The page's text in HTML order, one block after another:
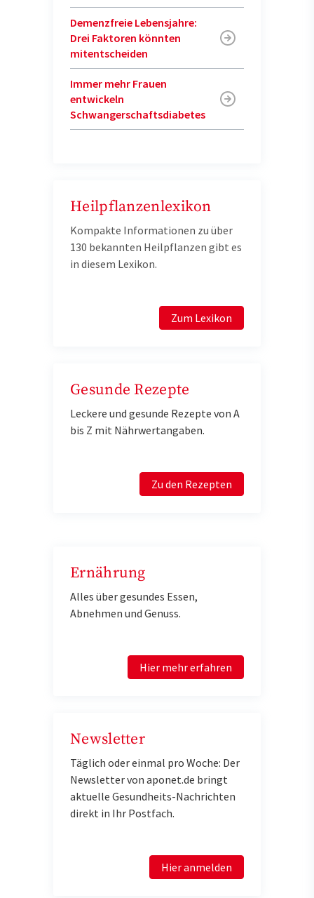
Demenzfreie Lebensjahre:
Drei Faktoren könnten
mitentscheiden
Immer mehr Frauen
entwickeln
Schwangerschaftsdiabetes
Heilpflanzenlexikon
Kompakte Informationen zu über
130 bekannten Heilpflanzen gibt es
in diesem Lexikon.
Zum Lexikon
Gesunde Rezepte
Leckere und gesunde Rezepte von A
bis Z mit Nährwertangaben.
Zu den Rezepten
Ernährung
Alles über gesundes Essen,
Abnehmen und Genuss.
Hier mehr erfahren
Newsletter
Täglich oder einmal pro Woche: Der
Newsletter von aponet.de bringt
aktuelle Gesundheits-Nachrichten
direkt in Ihr Postfach.
Hier anmelden